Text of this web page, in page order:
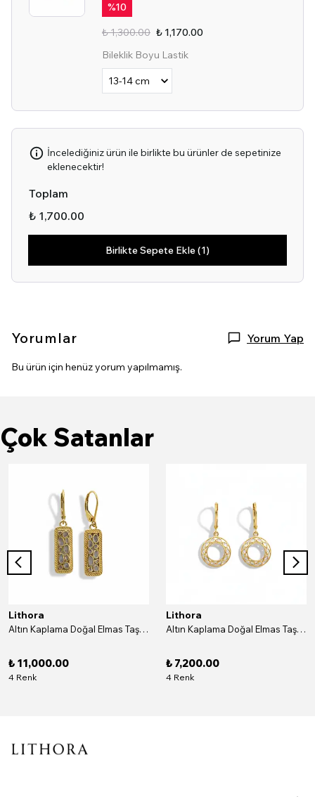
%10
₺ 1,300.00 ₺ 1,170.00
Bileklik Boyu Lastik
İncelediğiniz ürün ile birlikte bu ürünler de sepetinize
eklenecektir!
Toplam
₺ 1,700.00
Birlikte Sepete Ekle (1)
Yorumlar Yorum Yap
Bu ürün için henüz yorum yapılmamış.
Çok Satanlar
Lithora
Altın Kaplama Doğal Elmas Taşlı Dikdörtgen Gümüş Küpe
₺ 11,000.00
4 Renk
Lithora
Altın Kaplama Doğal Elmas Taşlı Yuvarlak Gümüş Küpe
₺ 7,200.00
4 Renk